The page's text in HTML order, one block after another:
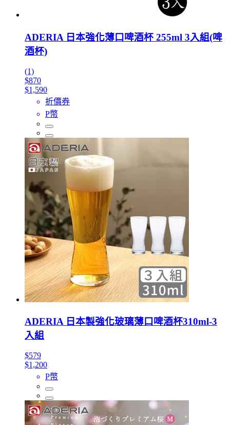
ADERIA 日本強化薄口啤酒杯 255ml 3入組(啤
酒杯)
(1)
$870
$1,590
折價券
P幣
ADERIA 日本製強化玻璃薄口啤酒杯310ml-3
入組
$579
$1,200
P幣